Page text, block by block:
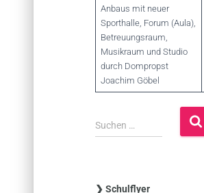
Anbaus mit neuer
Sporthalle, Forum (Aula),
Betreuungsraum,
Musikraum und Studio
durch Dompropst
Joachim Göbel
S
u
Suchen …
❯ Schulflyer